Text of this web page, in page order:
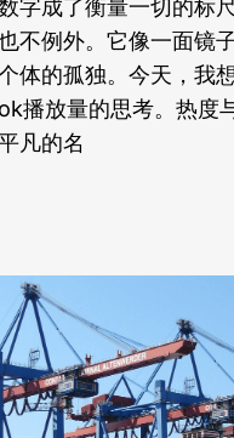
字成了衡量一切的标
不例外。它像一面镜
体的孤独。今天，我
播放量的思考。热度
凡的名